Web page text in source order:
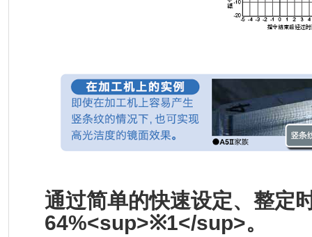
通过简单的快速设定、整定
64%<sup>※1</sup>。